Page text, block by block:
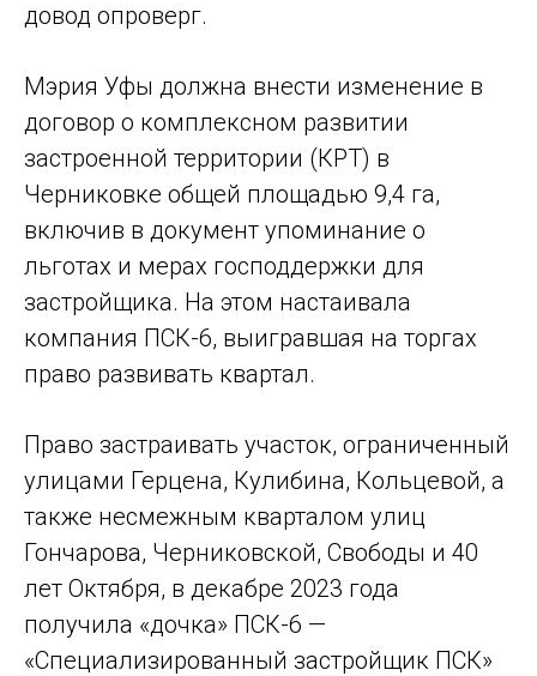
довод опроверг.
Мэрия Уфы должна внести изменение в
договор о комплексном развитии
застроенной территории (КРТ) в
Черниковке общей площадью 9,4 га,
включив в документ упоминание о
льготах и мерах господдержки для
застройщика. На этом настаивала
компания ПСК-6, выигравшая на торгах
право развивать квартал.
Право застраивать участок, ограниченный
улицами Герцена, Кулибина, Кольцевой, а
также несмежным кварталом улиц
Гончарова, Черниковской, Свободы и 40
лет Октября, в декабре 2023 года
получила «дочка» ПСК-6 —
«Специализированный застройщик ПСК»